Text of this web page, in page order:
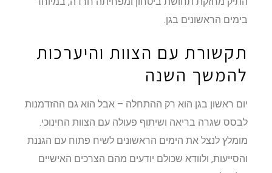
בימים הראשונים בגן.
תקשורת עם הצוות והיערכות
להמשך השנה
יום ראשון בגן הוא רק ההתחלה – אבל הוא גם ההזדמנות
לבסס שגרה בריאה ושיתוף פעולה עם הצוות החינוכי.
מומלץ לנצל את הימים הראשונים לשיח פתוח עם הגננת
והסייעות, ולוודא שכולם יודעים מהם הצרכים האישיים